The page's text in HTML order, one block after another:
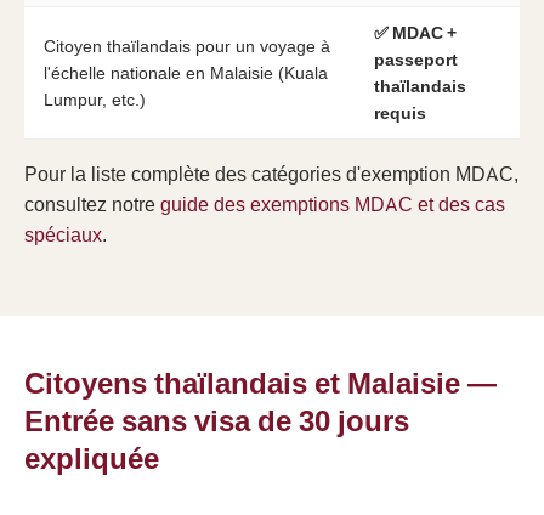
Citoyen thaïlandais pour un voyage à
l'échelle nationale en Malaisie (Kuala
Lumpur, etc.)
✅ MDAC +
passeport
thaïlandais
requis
Pour la liste complète des catégories d'exemption MDAC,
consultez notreguide des exemptions MDAC et des cas
spéciaux.
Citoyens thaïlandais et Malaisie —
Entrée sans visa de 30 jours
expliquée